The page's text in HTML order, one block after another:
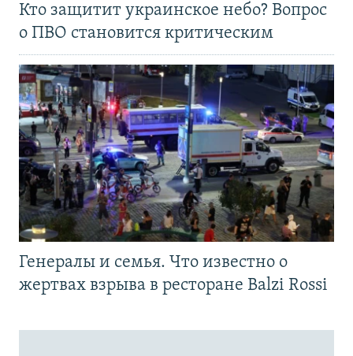
Кто защитит украинское небо? Вопрос
о ПВО становится критическим
Генералы и семья. Что известно о
жертвах взрыва в ресторане Balzi Rossi